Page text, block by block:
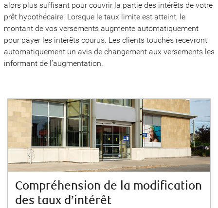
alors plus suffisant pour couvrir la partie des intérêts de votre
prêt hypothécaire. Lorsque le taux limite est atteint, le
montant de vos versements augmente automatiquement
pour payer les intérêts courus. Les clients touchés recevront
automatiquement un avis de changement aux versements les
informant de l’augmentation.
Compréhension de la modification
des taux d’intérêt